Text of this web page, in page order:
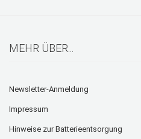
MEHR ÜBER...
Newsletter-Anmeldung
Impressum
Hinweise zur Batterieentsorgung